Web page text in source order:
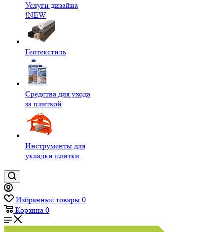
Услуги дизайна
!NEW
Геотекстиль
Средства для ухода
за плиткой
Инструменты для
укладки плитки
Избранные товары 0
Корзина 0